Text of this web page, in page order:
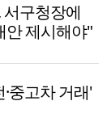
구청장에
안 제시해야"
중고차 거래'